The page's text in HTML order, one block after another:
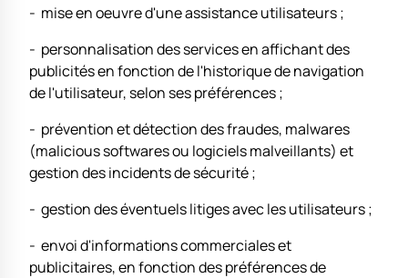
- mise en oeuvre d'une assistance utilisateurs ;
- personnalisation des services en affichant des
publicités en fonction de l'historique de navigation
de l'utilisateur, selon ses préférences ;
- prévention et détection des fraudes, malwares
(malicious softwares ou logiciels malveillants) et
gestion des incidents de sécurité ;
- gestion des éventuels litiges avec les utilisateurs ;
- envoi d'informations commerciales et
publicitaires, en fonction des préférences de